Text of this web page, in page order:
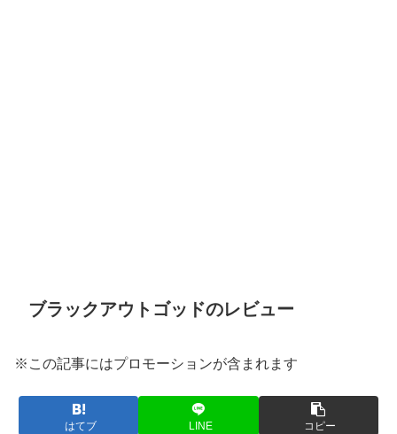
ブラックアウトゴッドのレビュー
※この記事にはプロモーションが含まれます
はてブ LINE コピー